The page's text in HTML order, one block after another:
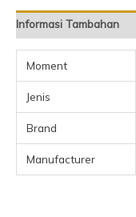
Informasi Tambahan
Moment
Jenis
Brand
Manufacturer